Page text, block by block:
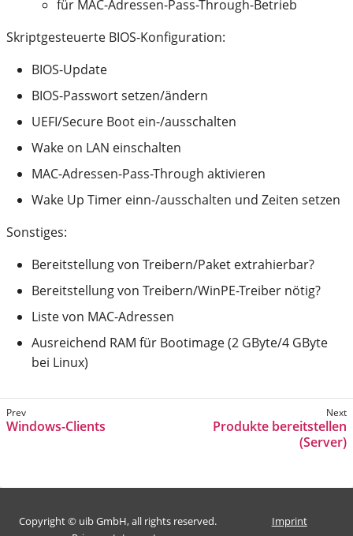
für MAC-Adressen-Pass-Through-Betrieb
Skriptgesteuerte BIOS-Konfiguration:
BIOS-Update
BIOS-Passwort setzen/ändern
UEFI/Secure Boot ein-/ausschalten
Wake on LAN einschalten
MAC-Adressen-Pass-Through aktivieren
Wake Up Timer einn-/ausschalten und Zeiten setzen
Sonstiges:
Bereitstellung von Treibern/Paket extrahierbar?
Bereitstellung von Treibern/WinPE-Treiber nötig?
Liste von MAC-Adressen
Ausreichend RAM für Bootimage (2 GByte/4 GByte
bei Linux)
Windows-Clients
Produkte bereitstellen
(Server)
Copyright © uib GmbH, all rights reserved.
Imprint